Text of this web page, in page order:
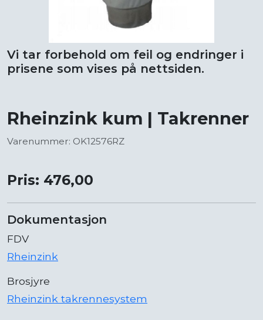
Vi tar forbehold om feil og endringer i
prisene som vises på nettsiden.
Rheinzink kum | Takrenner
Varenummer: OK12576RZ
Pris: 476,00
Dokumentasjon
FDV
Rheinzink
Brosjyre
Rheinzink takrennesystem